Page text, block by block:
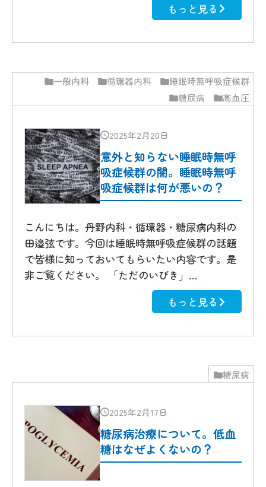
もっと見る
一般内科 循環器内科
睡眠時無呼吸症候群
糖尿病
高血圧
2025年2月20日
意外と知らない睡眠時無呼
吸症候群の闇。睡眠時無呼
吸症候群は何が悪いの？
こんにちは。丹野内科・循環器・糖尿病内科の
田邉弦です。今回は睡眠時無呼吸症候群の話題
で皆様に知っておいてもらいたい内容です。是
非ご覧ください。 「ただのいびき」…
もっと見る
糖尿病
2025年2月17日
糖尿病治療について。低血
糖はなぜよくないの？